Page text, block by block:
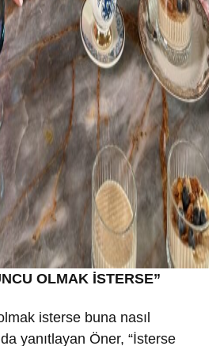
OLMAK İSTERSE”
isterse buna nasıl
yanıtlayan Öner, “İsterse